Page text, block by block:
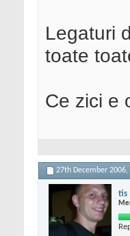
Legaturi
toate
Ce zici e
27th December 2006,
tis